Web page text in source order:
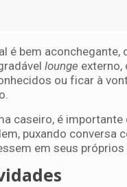
é bem
lounge externo,
ou ficar à
caseiro, é
puxando conversa
em seus próprios